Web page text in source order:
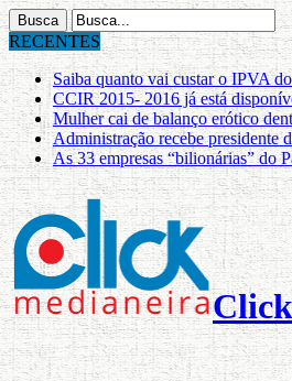
RECENTES
Saiba quanto vai custar o IPVA
CCIR 2015- 2016 já está
Mulher cai de balanço erótico
Administração recebe presidente
As 33 empresas “bilionárias” do